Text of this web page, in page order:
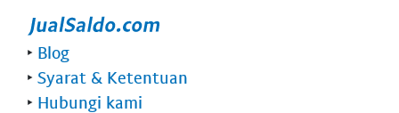
‣ Blog
‣ Syarat & Ketentuan
‣ Hubungi kami